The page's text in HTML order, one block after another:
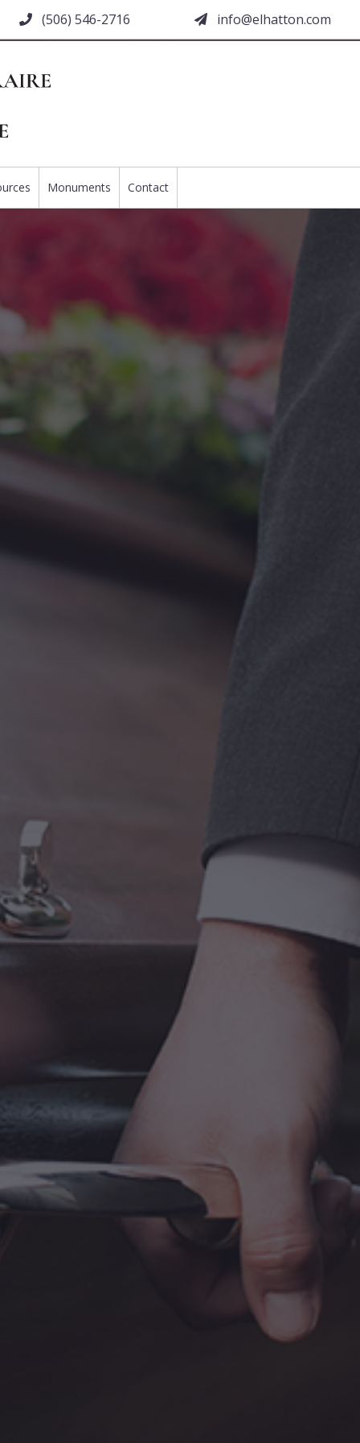
(506) 546-2716 moc.nottahle@ofni
Monuments Contact